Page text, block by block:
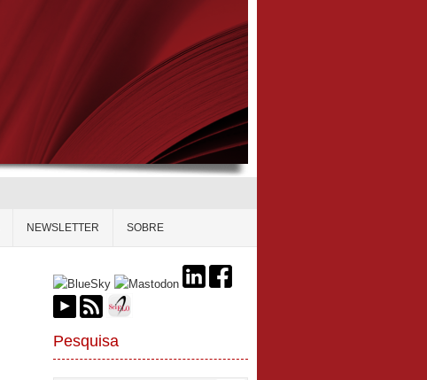
NEWSLETTER SOBRE
Pesquisa